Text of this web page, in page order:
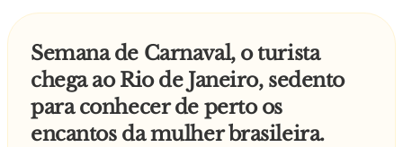
pra
você com minha experiência".
Ao chegar na loja do Salim a mãe pergunta-lhe
se a
proposta ainda está em pé, quando recebe a
Semana de Carnaval, o turista
chega ao Rio de Janeiro, sedento
para conhecer de perto os
encantos da mulher brasileira.